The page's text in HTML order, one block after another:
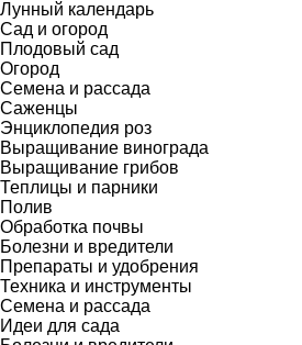
Лунный календарь
Сад и огород
Плодовый сад
Огород
Семена и рассада
Саженцы
Энциклопедия роз
Выращивание винограда
Выращивание грибов
Теплицы и парники
Полив
Обработка почвы
Болезни и вредители
Препараты и удобрения
Техника и инструменты
Семена и рассада
Идеи для сада